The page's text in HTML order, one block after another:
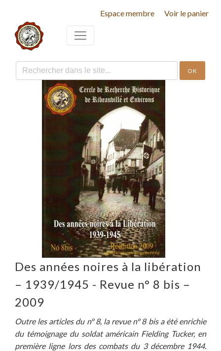
Espace membre Voir le panier
OK
Des années noires à la libération
– 1939/1945 - Revue n° 8 bis –
2009
Outre les articles du n° 8, la revue n° 8 bis a été enrichie
du témoignage du soldat américain Fielding Tucker, en
première ligne lors des combats du 3 décembre 1944.